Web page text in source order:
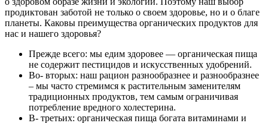
продиктован заботой не только о своем здоровье, но и о благе
планеты. Каковы преимущества органических продуктов для
нас и нашего здоровья?
Прежде всего: мы едим здоровее — органическая пища
не содержит пестицидов и искусственных удобрений.
Во- вторых: наш рацион разнообразнее и разнообразнее
– мы часто стремимся к растительным заменителям
традиционных продуктов, тем самым ограничивая
потребление вредного холестерина.
В- третьих: органическая пища богата витаминами и